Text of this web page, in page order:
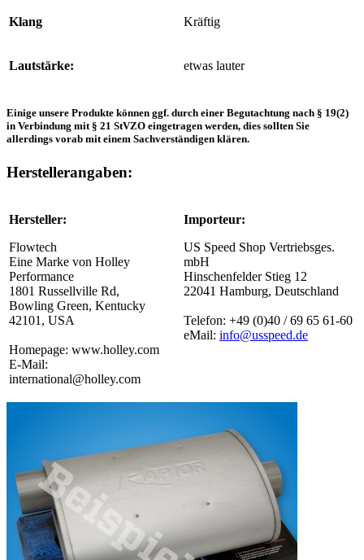
Klang Kräftig
Lautstärke: etwas lauter
Einige unsere Produkte können ggf. durch einer Begutachtung nach § 19(2)
in Verbindung mit § 21 StVZO eingetragen werden, dies sollten Sie
allerdings vorab mit einem Sachverständigen klären.
Herstellerangaben:
Hersteller:
Flowtech
Eine Marke von Holley
Performance
1801 Russellville Rd,
Bowling Green, Kentucky
42101, USA
Homepage: www.holley.com
E-Mail:
international@holley.com
Importeur:
US Speed Shop Vertriebsges.
mbH
Hinschenfelder Stieg 12
22041 Hamburg, Deutschland
Telefon: +49 (0)40 / 69 65 61-60
eMail: info@usspeed.de